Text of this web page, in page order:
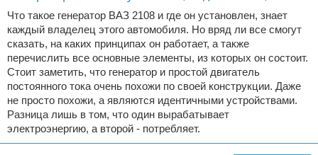
Что такое генератор ВАЗ 2108 и где он установлен, знает
каждый владелец этого автомобиля. Но вряд ли все смогут
сказать, на каких принципах он работает, а также
перечислить все основные элементы, из которых он состоит.
Стоит заметить, что генератор и простой двигатель
постоянного тока очень похожи по своей конструкции. Даже
не просто похожи, а являются идентичными устройствами.
Разница лишь в том, что один вырабатывает
электроэнергию, а второй - потребляет.